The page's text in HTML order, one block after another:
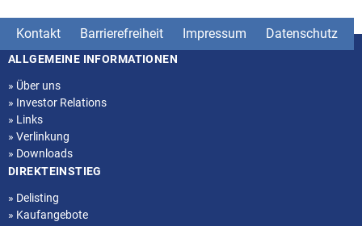
Kontakt Barrierefreiheit Impressum Datenschutz
Seitenstruktur
ALLGEMEINE INFORMATIONEN
» Über uns
» Investor Relations
» Links
» Verlinkung
» Downloads
DIREKTEINSTIEG
» Delisting
» Kaufangebote